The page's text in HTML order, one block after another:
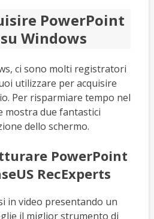
PowerPoint
Windows
ci sono molti registratori
utilizzare per acquisire
Per risparmiare tempo nel
mostra due fantastici
dello schermo.
PowerPoint
RecExperts
in video presentando un
il miglior strumento di